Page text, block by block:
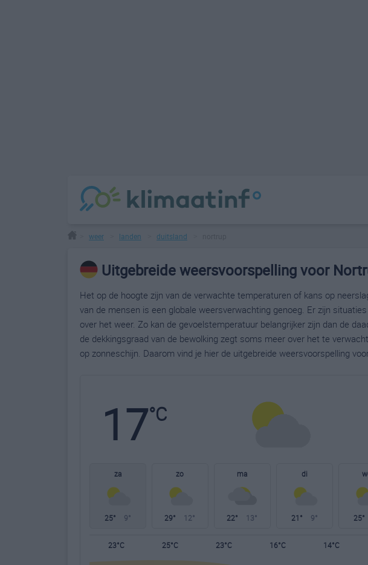
weer landen duitsland
Uitgebreide weersvoorspelling voor
Het op de hoogte zijn van de verwachte temperaturen of kans op
van de mensen is een globale weersverwachting genoeg. Er zijn
over het weer. Zo kan de gevoelstemperatuur belangrijker zijn dan de
de dekkingsgraad van de bewolking zegt soms meer over het te
op zonneschijn. Daarom vind je hier de uitgebreide weersvoorspelling
17°C
za
25° 9°
zo
29° 12°
ma
22° 13°
di
21° 9° 25°
23°C 25°C 23°C 16°C 14°C